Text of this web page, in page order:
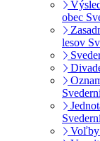
obec
lesov
Voľby